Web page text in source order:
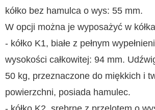
kółko bez hamulca o wys: 55 mm.
W opcji można je wyposażyć w
- kółko K1, białe z pełnym
wysokości całkowitej: 94 mm.
50 kg, przeznaczone do miękkich i
powierzchni, posiada hamulec.